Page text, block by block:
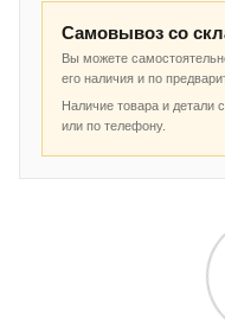
Самовывоз со
Вы можете
его наличия и по
Наличие товара и детали
или по телефону.